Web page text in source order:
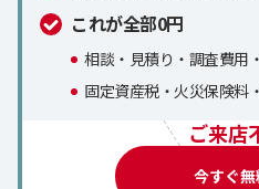
これが全部0円
相談・見積り・調査費用
固定資産税・火災保険料
ご来店
今すぐ